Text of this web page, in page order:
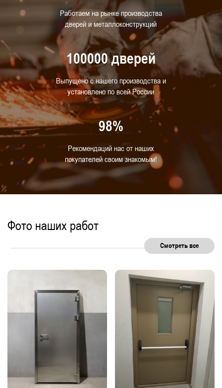
Работаем на рынке производства
дверей и металлоконструкций
100000 дверей
Выпущено с нашего производства и
установлено по всей России
98%
Рекомендаций нас от наших
покупателей своим знакомым!
Фото наших работ
Смотреть все